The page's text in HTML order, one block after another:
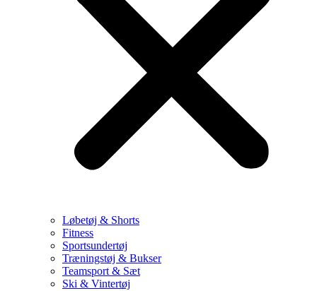
Løbetøj & Shorts
Fitness
Sportsundertøj
Træningstøj & Bukser
Teamsport & Sæt
Ski & Vintertøj